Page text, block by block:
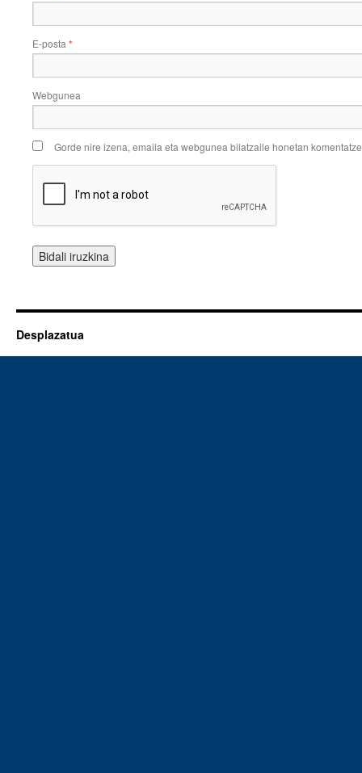
E-posta *
Webgunea
Gorde nire izena, emaila eta webgunea bilatzaile honetan
Desplazatua